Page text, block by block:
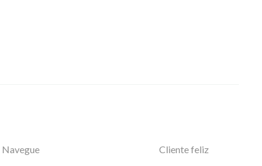
Navegue Cliente feliz